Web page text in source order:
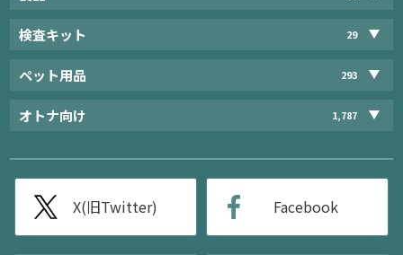
検査キット 29
ペット用品 293
オトナ向け 1,787
X(旧Twitter) Facebook